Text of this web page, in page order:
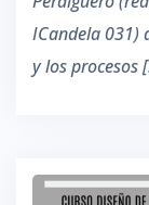
ICandela 031)
y los procesos